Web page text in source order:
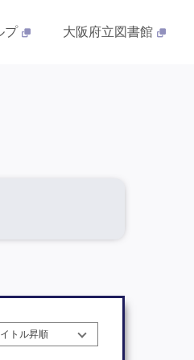
プ 大阪府立図書館